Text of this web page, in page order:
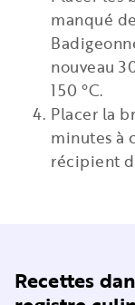
manqué
nouveau
150 °C.
Placer la
minutes à
récipient
Recettes